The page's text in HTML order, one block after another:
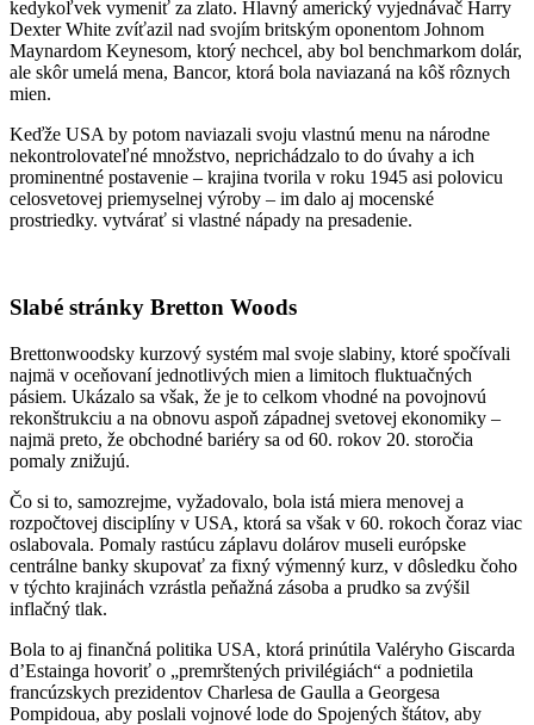
kedykoľvek vymeniť za zlato. Hlavný americký vyjednávač Harry
Dexter White zvíťazil nad svojím britským oponentom Johnom
Maynardom Keynesom, ktorý nechcel, aby bol benchmarkom dolár,
ale skôr umelá mena, Bancor, ktorá bola naviazaná na kôš rôznych
mien.
Keďže USA by potom naviazali svoju vlastnú menu na národne
nekontrolovateľné množstvo, neprichádzalo to do úvahy a ich
prominentné postavenie – krajina tvorila v roku 1945 asi polovicu
celosvetovej priemyselnej výroby – im dalo aj mocenské
prostriedky. vytvárať si vlastné nápady na presadenie.
Slabé stránky Bretton Woods
Brettonwoodsky kurzový systém mal svoje slabiny, ktoré spočívali
najmä v oceňovaní jednotlivých mien a limitoch fluktuačných
pásiem. Ukázalo sa však, že je to celkom vhodné na povojnovú
rekonštrukciu a na obnovu aspoň západnej svetovej ekonomiky –
najmä preto, že obchodné bariéry sa od 60. rokov 20. storočia
pomaly znižujú.
Čo si to, samozrejme, vyžadovalo, bola istá miera menovej a
rozpočtovej disciplíny v USA, ktorá sa však v 60. rokoch čoraz viac
oslabovala. Pomaly rastúcu záplavu dolárov museli európske
centrálne banky skupovať za fixný výmenný kurz, v dôsledku čoho
v týchto krajinách vzrástla peňažná zásoba a prudko sa zvýšil
inflačný tlak.
Bola to aj finančná politika USA, ktorá prinútila Valéryho Giscarda
d’Estainga hovoriť o „premrštených privilégiách“ a podnietila
francúzskych prezidentov Charlesa de Gaulla a Georgesa
Pompidoua, aby poslali vojnové lode do Spojených štátov, aby